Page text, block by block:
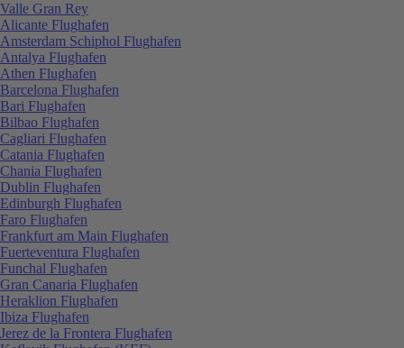
Valle Gran Rey
Alicante Flughafen
Amsterdam Schiphol Flughafen
Antalya Flughafen
Athen Flughafen
Barcelona Flughafen
Bari Flughafen
Bilbao Flughafen
Cagliari Flughafen
Catania Flughafen
Chania Flughafen
Dublin Flughafen
Edinburgh Flughafen
Faro Flughafen
Frankfurt am Main Flughafen
Fuerteventura Flughafen
Funchal Flughafen
Gran Canaria Flughafen
Heraklion Flughafen
Ibiza Flughafen
Jerez de la Frontera Flughafen